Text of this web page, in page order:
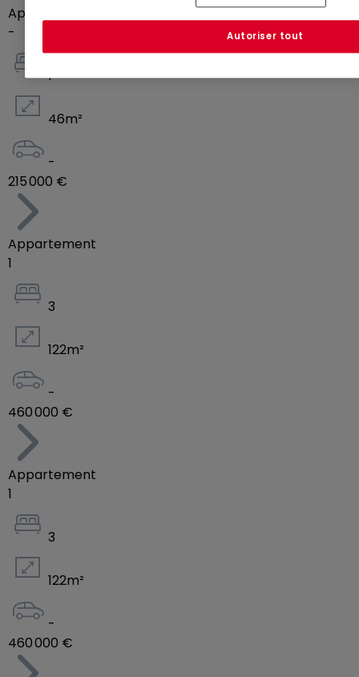
Appartement
-
1
46m²
-
215 000 €
Appartement
1
3
122m²
-
460 000 €
Appartement
1
3
122m²
-
460 000 €
Autoriser tout